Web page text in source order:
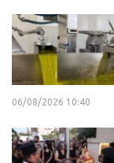
06/08/2026 10:40